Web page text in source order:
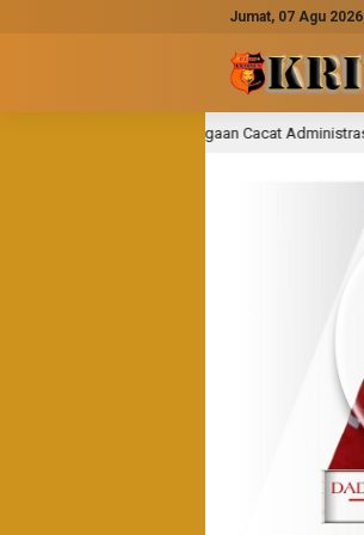
Jumat, 07 Agu 2026
Cacat Administrasi Surat Tanah Parit 19